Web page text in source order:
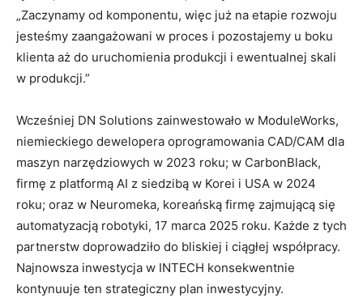
„Zaczynamy od komponentu, więc już na etapie rozwoju
jesteśmy zaangażowani w proces i pozostajemy u boku
klienta aż do uruchomienia produkcji i ewentualnej skali
w produkcji.”
Wcześniej DN Solutions zainwestowało w ModuleWorks,
niemieckiego dewelopera oprogramowania CAD/CAM dla
maszyn narzędziowych w 2023 roku; w CarbonBlack,
firmę z platformą AI z siedzibą w Korei i USA w 2024
roku; oraz w Neuromeka, koreańską firmę zajmującą się
automatyzacją robotyki, 17 marca 2025 roku. Każde z tych
partnerstw doprowadziło do bliskiej i ciągłej współpracy.
Najnowsza inwestycja w INTECH konsekwentnie
kontynuuje ten strategiczny plan inwestycyjny.